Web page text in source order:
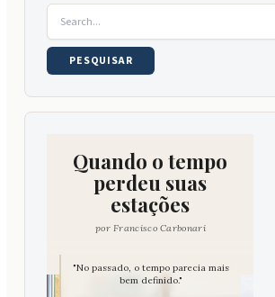
Pesquisar
por:
Quando o tempo
perdeu suas
estações
por Francisco Carbonari
"No passado, o tempo parecia mais
bem definido."